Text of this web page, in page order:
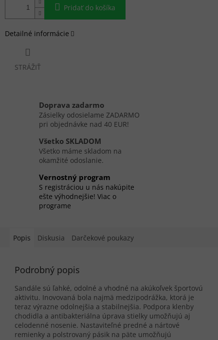
Pridať do košíka
Detailné informácie
STRÁŽIŤ
Doprava zadarmo
Zásielky odosielame ZADARMO
pri objednávke nad 40 EUR!
Všetko SKLADOM
Všetko máme skladom na
okamžité odoslanie.
Vernostný program
S registráciou u nás nakúpite
ešte výhodnejšie! Viac o
programe
Popis Diskusia Darčekové poukazy
Podrobný popis
Sandále sú ľahké, odolné a vhodné na akúkoľvek športovú
aktivitu. Inovovaná bola najmä medzipodrážka, ktorá je
teraz výrazne odolnejšia a stabilnejšia. Podpora klenby
chodidla a antibakteriálna úprava stielky umožňujú aj
celodenné nosenie. Nastaviteľné predné a nártové
remienky a polstrovaný pásik na päte umožňujú